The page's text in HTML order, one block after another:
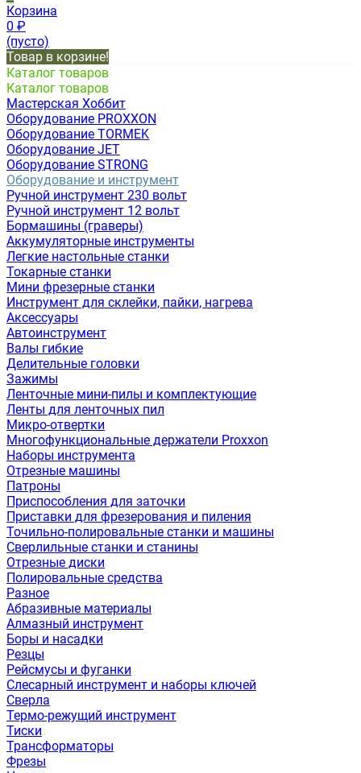
Корзина
0 ₽
(пусто)
Товар в корзине!
Каталог товаров
Каталог товаров
Мастерская Хоббит
Оборудование PROXXON
Оборудование TORMEK
Оборудование JET
Оборудование STRONG
Оборудование и инструмент
Ручной инструмент 230 вольт
Ручной инструмент 12 вольт
Бормашины (граверы)
Аккумуляторные инструменты
Легкие настольные станки
Токарные станки
Мини фрезерные станки
Инструмент для склейки, пайки, нагрева
Аксессуары
Автоинструмент
Валы гибкие
Делительные головки
Зажимы
Ленточные мини-пилы и комплектующие
Ленты для ленточных пил
Микро-отвертки
Многофункциональные держатели Proxxon
Наборы инструмента
Отрезные машины
Патроны
Приспособления для заточки
Приставки для фрезерования и пиления
Точильно-полировальные станки и машины
Сверлильные станки и станины
Отрезные диски
Полировальные средства
Разное
Абразивные материалы
Алмазный инструмент
Боры и насадки
Резцы
Рейсмусы и фуганки
Слесарный инструмент и наборы ключей
Сверла
Термо-режущий инструмент
Тиски
Трансформаторы
Фрезы